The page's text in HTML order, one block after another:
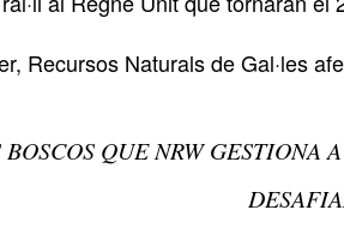
Recursos Naturals de Gal·les
BOSCOS QUE NRW GESTIONA